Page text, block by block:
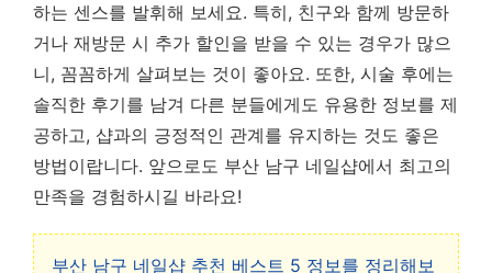
하는 센스를 발휘해 보세요. 특히, 친구와 함께 방문하
거나 재방문 시 추가 할인을 받을 수 있는 경우가 많으
니, 꼼꼼하게 살펴보는 것이 좋아요. 또한, 시술 후에는
솔직한 후기를 남겨 다른 분들에게도 유용한 정보를 제
공하고, 샵과의 긍정적인 관계를 유지하는 것도 좋은
방법이랍니다. 앞으로도 부산 남구 네일샵에서 최고의
만족을 경험하시길 바라요!
부산 남구 네일샵 추천 베스트 5 정보를 정리해보